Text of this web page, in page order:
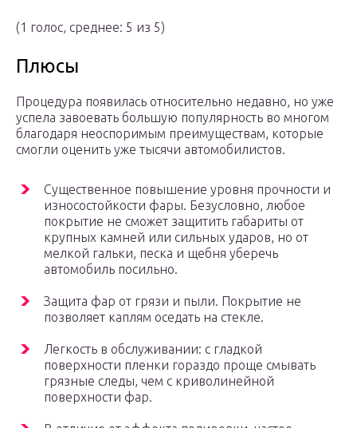
(1 голос, среднее: 5 из 5)
Плюсы
Процедура появилась относительно недавно, но уже
успела завоевать большую популярность во многом
благодаря неоспоримым преимуществам, которые
смогли оценить уже тысячи автомобилистов.
Существенное повышение уровня прочности и
износостойкости фары. Безусловно, любое
покрытие не сможет защитить габариты от
крупных камней или сильных ударов, но от
мелкой гальки, песка и щебня уберечь
автомобиль посильно.
Защита фар от грязи и пыли. Покрытие не
позволяет каплям оседать на стекле.
Легкость в обслуживании: с гладкой
поверхности пленки гораздо проще смывать
грязные следы, чем с криволинейной
поверхности фар.